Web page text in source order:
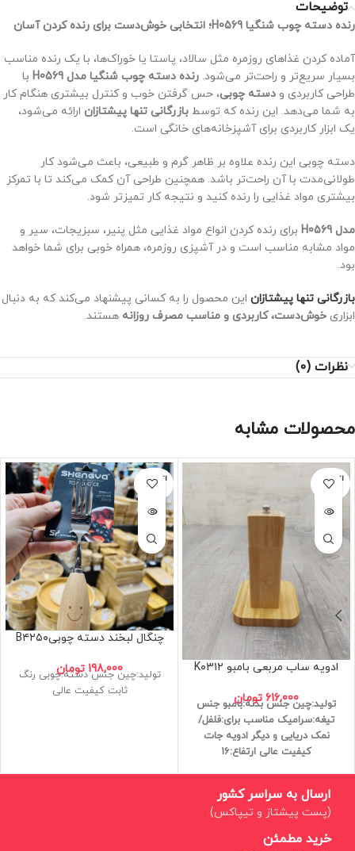
توضیحات
رنده دسته چوب شنگیا H0569؛ انتخابی خوش‌دست برای رنده کردن آسان
آماده کردن غذاهای روزمره مثل سالاد، پاستا یا خوراک‌ها، با یک رنده مناسب
بسیار سریع‌تر و راحت‌تر می‌شود. رنده دسته چوب شنگیا مدل H0569
با
طراحی کاربردی و دسته چوبی، حس گرفتن خوب و کنترل بیشتری هنگام کار
به شما می‌دهد. این رنده که توسط بازرگانی تنها پیشتازان ارائه می‌شود،
یک ابزار کاربردی برای آشپزخانه‌های خانگی است.
دسته چوبی این رنده علاوه بر ظاهر گرم و طبیعی، باعث می‌شود کار
طولانی‌مدت با آن راحت‌تر باشد. همچنین طراحی آن کمک می‌کند تا با تمرکز
بیشتری مواد غذایی را رنده کنید و نتیجه کار تمیزتر شود.
مدل H0569
برای رنده کردن انواع مواد غذایی مثل پنیر، سبزیجات، سیر و
مواد مشابه مناسب است و در آشپزی روزمره، همراه خوبی برای شما خواهد
بود.
بازرگانی تنها پیشتازان این محصول را به کسانی پیشنهاد می‌کند که به دنبال
ابزاری خوش‌دست، کاربردی و مناسب مصرف روزانه هستند.
نظرات (0)
محصولات مشابه
اتمام مو
جودی
ادویه ساب مربعی بامبو K۰۳۱۲
616,000 تومان تولید:چین جنس بدنه:بامبو جنس
تیغه:سرامیک مناسب برای:فلفل/
نمک دریایی و دیگر ادویه جات
کیفیت عالی ارتفاع:16
اتمام مو
جودی
چنگال لبخند دسته چوبیB۴۲۵۰
198,000 تومان
تولید:چین جنس دسته:چوبی رنگ
ثابت کیفیت عالی
ارسال به سراسر کشور
(پست پیشتاز و تیپاکس)
خرید مطمئن